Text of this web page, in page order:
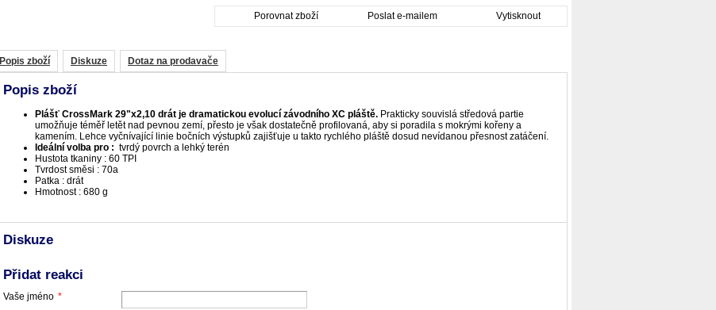
Porovnat zboží Poslat e-mailem Vytisknout
Popis zboží Diskuze Dotaz na prodavače
Popis zboží
Plášť CrossMark 29"x2,10 drát je dramatickou evolucí závodního XC pláště. Prakticky souvislá středová partie
umožňuje téměř letět nad pevnou zemí, přesto je však dostatečně profilovaná, aby si poradila s mokrými kořeny a
kamením. Lehce vyčnívající linie bočních výstupků zajišťuje u takto rychlého pláště dosud nevídanou přesnost zatáčení.
Ideální volba pro : tvrdý povrch a lehký terén
Hustota tkaniny : 60 TPI
Tvrdost směsi : 70a
Patka : drát
Hmotnost : 680 g
Diskuze
Přidat reakci
Vaše jméno *